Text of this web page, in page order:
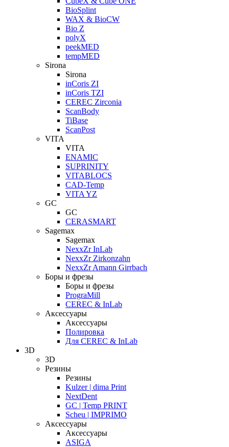
BioSplint
WAX & BioCW
Bio Z
polyX
peekMED
tempMED
Sirona
Sirona
inCoris ZI
inCoris TZI
CEREC Zirconia
ScanBody
TiBase
ScanPost
VITA
VITA
ENAMIC
SUPRINITY
VITABLOCS
CAD-Temp
VITA YZ
GC
GC
CERASMART
Sagemax
Sagemax
NexxZr InLab
NexxZr Zirkonzahn
NexxZr Amann Girrbach
Боры и фрезы
Боры и фрезы
PrograMill
CEREC & InLab
Аксессуары
Аксессуары
Полировка
Для CEREC & InLab
3D
3D
Резины
Резины
Kulzer | dima Print
NextDent
GC | Temp PRINT
Scheu | IMPRIMO
Аксессуары
Аксессуары
ASIGA